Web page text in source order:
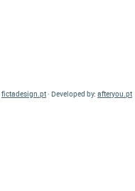
fictadesign.pt· Developed by: afteryou.pt